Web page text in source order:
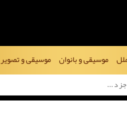
موسیقی و بانوان موسیقی و تصویر
د ...